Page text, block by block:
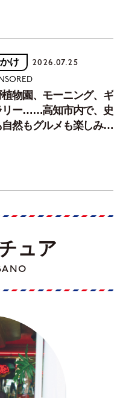
け 2026.07.25
物園、モーニング、ギ
リー……高知市内で、史
自然もグルメも楽しみ尽
ュア